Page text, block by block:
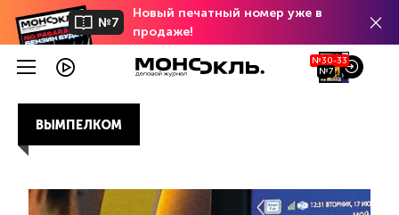
№7
Новый печатный номер уже в
продаже!
№30-33
№7
ВЫМПЕЛКОМ